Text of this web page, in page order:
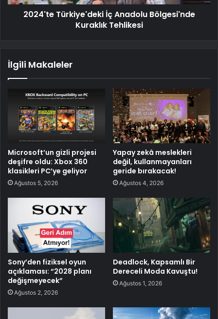
2024'te Türkiye'deki İç Anadolu Bölgesi'nde
Kuraklık Tehlikesi
İlgili Makaleler
Microsoft’un gizli projesi
deşifre oldu: Xbox 360
klasikleri PC’ye geliyor
Ağustos 5, 2026
Yapay zekâ meslekleri
değil, kullanmayanları
geride bırakacak!
Ağustos 4, 2026
Sony’den fiziksel oyun
açıklaması: “2028 planı
değişmeyecek”
Ağustos 2, 2026
Deadlock, Kapsamlı Bir
Dereceli Moda Kavuştu!
Ağustos 1, 2026